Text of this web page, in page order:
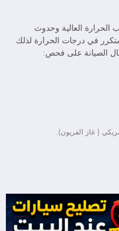
العالية وحدوث
في درجات الحرارة لذلك
الصيانة على فحص:
( غاز الفريون).